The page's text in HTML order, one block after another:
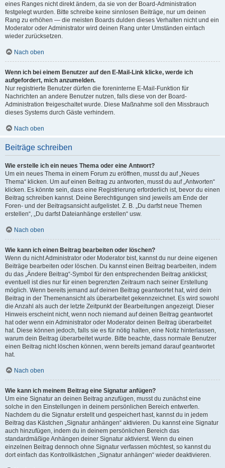
eines Ranges nicht direkt ändern, da sie von der Board-Administration
festgelegt wurden. Bitte schreibe keine sinnlosen Beiträge, nur um deinen
Rang zu erhöhen — die meisten Boards dulden dieses Verhalten nicht und ein
Moderator oder Administrator wird deinen Rang unter Umständen einfach
wieder zurücksetzen.
Nach oben
Wenn ich bei einem Benutzer auf den E-Mail-Link klicke, werde ich
aufgefordert, mich anzumelden.
Nur registrierte Benutzer dürfen die foreninterne E-Mail-Funktion für
Nachrichten an andere Benutzer nutzen, falls diese von der Board-
Administration freigeschaltet wurde. Diese Maßnahme soll den Missbrauch
dieses Systems durch Gäste verhindern.
Nach oben
Beiträge schreiben
Wie erstelle ich ein neues Thema oder eine Antwort?
Um ein neues Thema in einem Forum zu eröffnen, musst du auf „Neues
Thema“ klicken. Um auf einen Beitrag zu antworten, musst du auf „Antworten“
klicken. Es könnte sein, dass eine Registrierung erforderlich ist, bevor du einen
Beitrag schreiben kannst. Deine Berechtigungen sind jeweils am Ende der
Foren- und der Beitragsansicht aufgelistet. Z. B. „Du darfst neue Themen
erstellen“, „Du darfst Dateianhänge erstellen“ usw.
Nach oben
Wie kann ich einen Beitrag bearbeiten oder löschen?
Wenn du nicht Administrator oder Moderator bist, kannst du nur deine eigenen
Beiträge bearbeiten oder löschen. Du kannst einen Beitrag bearbeiten, indem
du das „Ändere Beitrag“-Symbol für den entsprechenden Beitrag anklickst;
eventuell ist dies nur für einen begrenzten Zeitraum nach seiner Erstellung
möglich. Wenn bereits jemand auf deinen Beitrag geantwortet hat, wird dein
Beitrag in der Themenansicht als überarbeitet gekennzeichnet. Es wird sowohl
die Anzahl als auch der letzte Zeitpunkt der Bearbeitungen angezeigt. Dieser
Hinweis erscheint nicht, wenn noch niemand auf deinen Beitrag geantwortet
hat oder wenn ein Administrator oder Moderator deinen Beitrag überarbeitet
hat. Diese können jedoch, falls sie es für nötig halten, eine Notiz hinterlassen,
warum dein Beitrag überarbeitet wurde. Bitte beachte, dass normale Benutzer
einen Beitrag nicht löschen können, wenn bereits jemand darauf geantwortet
hat.
Nach oben
Wie kann ich meinem Beitrag eine Signatur anfügen?
Um eine Signatur an deinen Beitrag anzufügen, musst du zunächst eine
solche in den Einstellungen in deinem persönlichen Bereich entwerfen.
Nachdem du die Signatur erstellt und gespeichert hast, kannst du in jedem
Beitrag das Kästchen „Signatur anhängen“ aktivieren. Du kannst eine Signatur
auch hinzufügen, indem du in deinem persönlichen Bereich das
standardmäßige Anhängen deiner Signatur aktivierst. Wenn du einen
einzelnen Beitrag dennoch ohne Signatur verfassen möchtest, so kannst du
dort einfach das Kontrollkästchen „Signatur anhängen“ wieder deaktivieren.